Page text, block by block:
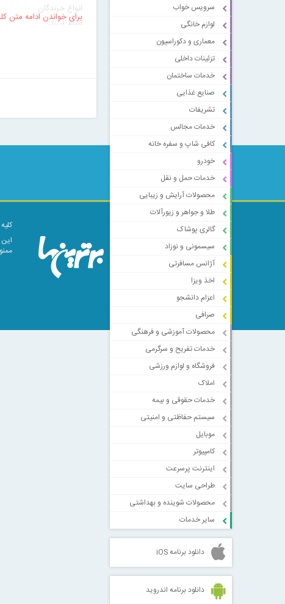
سرویس خواب
لوازم خانگی
معماری و دکوراسیون
تزئینات داخلی
خدمات ساختمان
صنایع غذایی
تشریفات
خدمات مجالس
کافی شاپ و سفره خانه
خودرو
خدمات حمل و نقل
محصولات آرایش و زیبایی
طلا و جواهر و زیورآلات
گالری پوشاک
سیسمونی و نوزاد
آژانس مسافرتی
اخذ ویزا
اعزام دانشجو
صرافی
محصولات آموزشی و فرهنگی
خدمات تفریح و سرگرمی
فروشگاه و لوازم ورزشی
املاک
خدمات حقوقی و بیمه
سیستم حفاظتی و امنیتی
موبایل
کامپیوتر
اینترنت پرسرعت
طراحی سایت
محصولات شوینده و بهداشتی
سایر خدمات
دانلود برنامه iOS
دانلود برنامه اندروید
انواع خزندگان
انواع آبزیان
برای خواندن ادامه متن